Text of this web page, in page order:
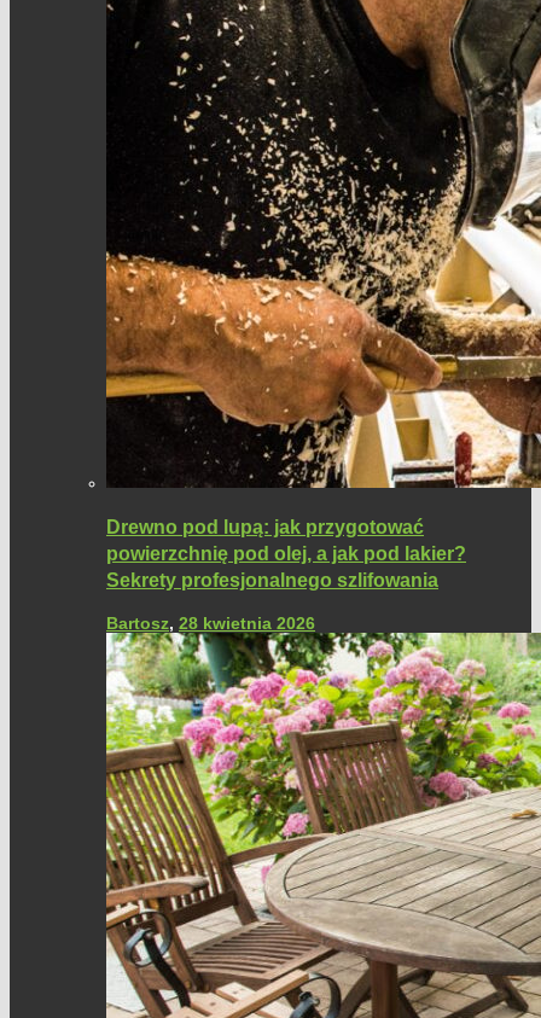
Drewno pod lupą: jak przygotować
powierzchnię pod olej, a jak pod lakier?
Sekrety profesjonalnego szlifowania
Bartosz, 28 kwietnia 2026